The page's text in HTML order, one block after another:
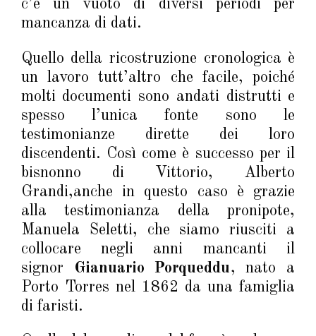
c’è un vuoto di diversi periodi per
mancanza di dati.
Quello della ricostruzione cronologica è
un lavoro tutt’altro che facile, poiché
molti documenti sono andati distrutti e
spesso l’unica fonte sono le
testimonianze dirette dei loro
discendenti. Così come è successo per il
bisnonno di Vittorio, Alberto
Grandi,anche in questo caso è grazie
alla testimonianza della pronipote,
Manuela Seletti, che siamo riusciti a
collocare negli anni mancanti il
signor
Gianuario Porqueddu, nato a
Porto Torres nel 1862 da una famiglia
di faristi.